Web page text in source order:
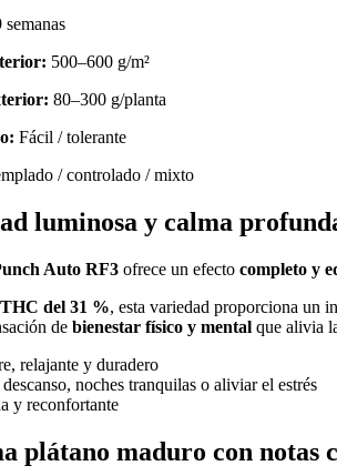
semanas
500–600 g/m²
80–300 g/planta
Fácil / tolerante
/ controlado / mixto
luminosa y calma
Auto RF3 ofrece un efecto completo y
THC del 31 %, esta variedad proporciona un
de bienestar físico y mental que alivia
relajante y duradero
descanso, noches tranquilas o aliviar el estrés
y reconfortante
plátano maduro con notas